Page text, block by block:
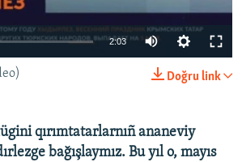
2:03
Doğru link
qırımtatarlarnıñ ananeviy
bağışlaymız. Bu yıl o, mayıs